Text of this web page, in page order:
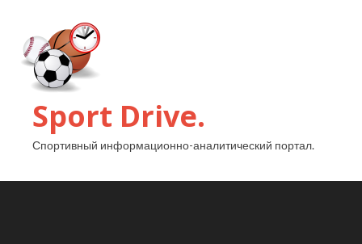
Sport Drive.
Спортивный информационно-аналитический портал.